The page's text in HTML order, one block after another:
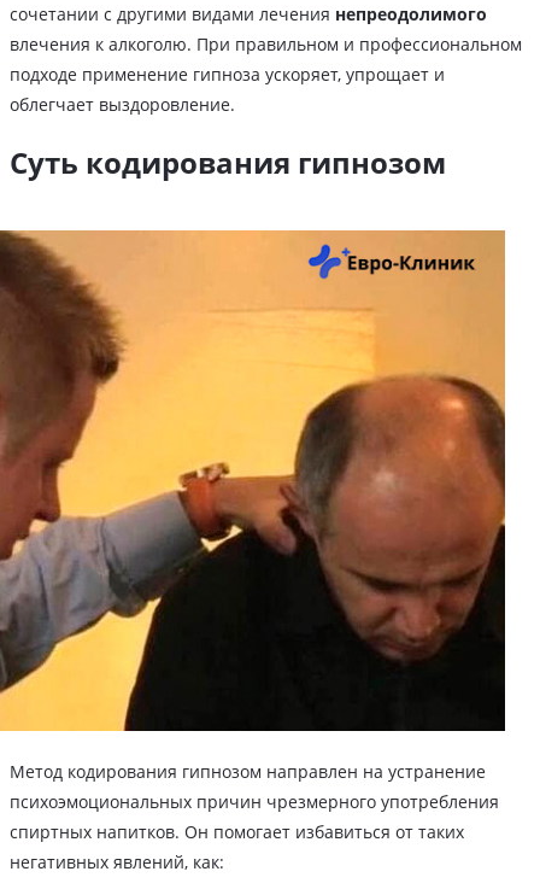
сочетании с другими видами лечения непреодолимого
влечения к алкоголю. При правильном и профессиональном
подходе применение гипноза ускоряет, упрощает и
облегчает выздоровление.
Суть кодирования гипнозом
Метод кодирования гипнозом направлен на устранение
психоэмоциональных причин чрезмерного употребления
спиртных напитков. Он помогает избавиться от таких
негативных явлений, как: